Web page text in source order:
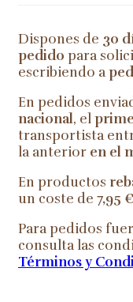
Dispones de 30
pedido para
escribiendo a
En pedidos
nacional, el
transportista
la anterior en el
En productos
un coste de 7,95 €
Para pedidos
consulta las
Términos y